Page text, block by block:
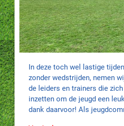
In deze toch wel lastige
zonder wedstrijden, nemen
de leiders en trainers die
inzetten om de jeugd een
dank daarvoor! Als